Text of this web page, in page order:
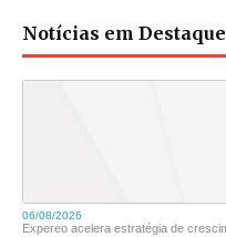
Notícias em Destaque